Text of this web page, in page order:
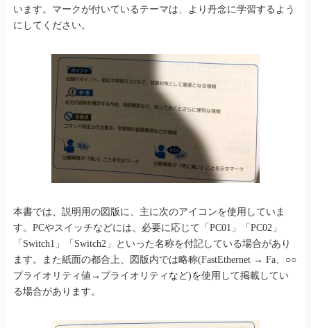
います。マークが付いているテーマは、より丹念に学習するよう
にしてください。
本書では、説明用の図版に、主に次のアイコンを使用していま
す。PCやスイッチなどには、必要に応じて「PC01」「PC02」
「Switch1」「Switch2」といった名称を付記している場合があり
ます。また紙面の都合上、図版内では略称(FastEthernet → Fa、○○
プライオリティ値→プライオリティなど)を使用して掲載してい
る場合があります。